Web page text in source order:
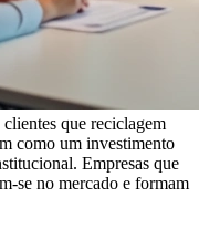
que reciclagem
como um investimento
Empresas que
se no mercado e formam